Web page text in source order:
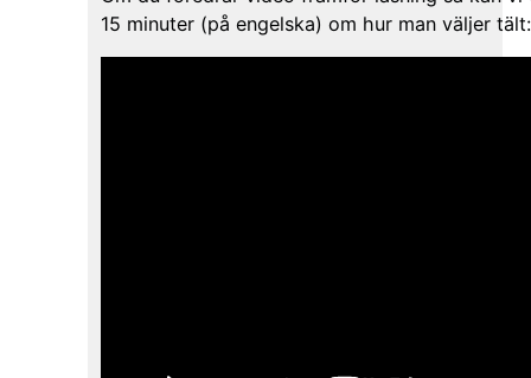
15 minuter (på engelska) om hur man väljer tält: